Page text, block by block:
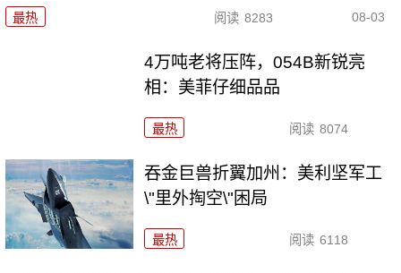
最热 阅读 8283 08-03
4万吨老将压阵，054B新锐亮
相：美菲仔细品品
最热 阅读 8074
吞金巨兽折翼加州：美利坚军工
\"里外掏空\"困局
最热 阅读 6118